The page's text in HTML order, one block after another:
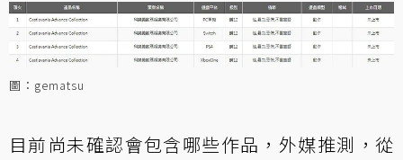
圖：gematsu
目前尚未確認會包含哪些作品，外媒推測，從